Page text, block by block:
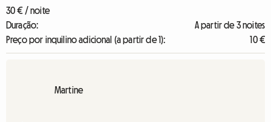
30 € / noite
Duração:
A partir de 3 noites
Preço por inquilino adicional (a partir de 1):
10 €
Martine